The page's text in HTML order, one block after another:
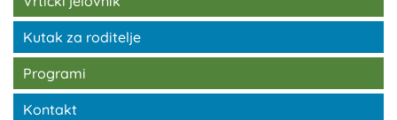
Kutak za roditelje
Programi
Kontakt